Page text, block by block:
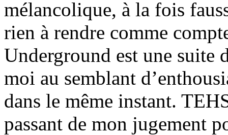
mélancolique, à la fois
rien à rendre comme
Underground est une suite
moi au semblant
dans le même instant.
passant de mon jugement